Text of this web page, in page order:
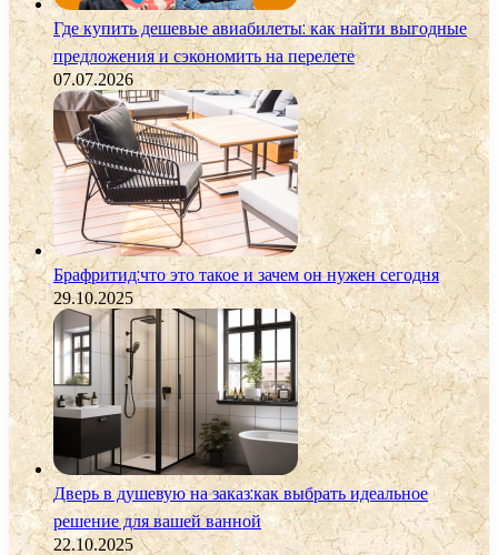
Где купить дешевые авиабилеты: как найти выгодные
предложения и сэкономить на перелете
07.07.2026
Брафритид:что это такое и зачем он нужен сегодня
29.10.2025
Дверь в душевую на заказ:как выбрать идеальное
решение для вашей ванной
22.10.2025